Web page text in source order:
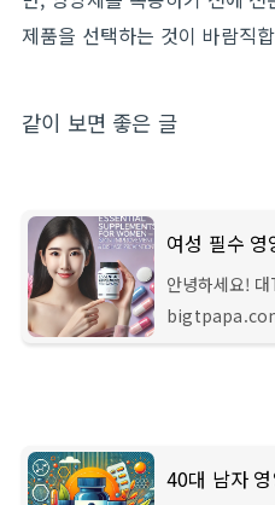
제품을 선택하는 것이 바람직
같이 보면 좋은 글
안녕하세요!
부를 위해 어떤
여성분들은 매